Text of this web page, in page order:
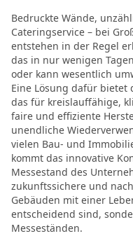
Bedruckte Wände,
Cateringservice – bei
entstehen in der Regel
das in nur wenigen
oder kann wesentlich
Eine Lösung dafür bietet
das für kreislauffähige,
faire und effiziente
unendliche
vielen Bau- und
kommt das innovative
Messestand des
zukunftssichere und
Gebäuden mit einer
entscheidend sind,
Messeständen.